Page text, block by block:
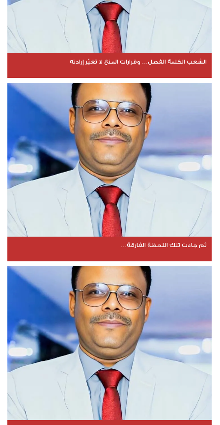
الشعب الكلمة الفصل… وقرارات المنع لا تغيّر إرادته
ثم جاءت تلك اللحظة الفارقة…